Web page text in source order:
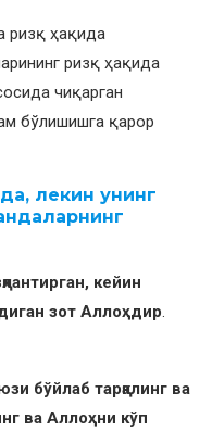
ризқ ҳақида
ризқ ҳақида
чиқарган
бўлишишга қарор
лекин унинг
кейин
зот Аллоҳдир.
бўйлаб тарқалинг ва
ва Аллоҳни кўп